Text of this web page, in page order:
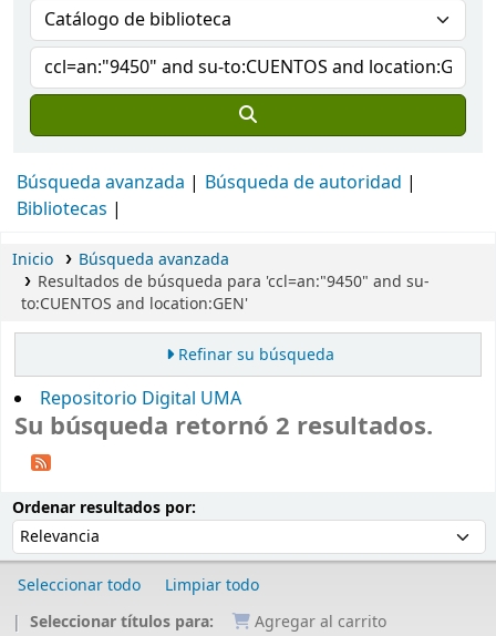
Búsqueda avanzada
Búsqueda de autoridad
Bibliotecas
Inicio
Búsqueda avanzada
Resultados de búsqueda para 'ccl=an:"9450" and su-
to:CUENTOS and location:GEN'
Refinar su búsqueda
Repositorio Digital UMA
Su búsqueda retornó 2 resultados.
Ordenar resultados por:
Seleccionar todo
Limpiar todo
Seleccionar títulos para:
Agregar al carrito